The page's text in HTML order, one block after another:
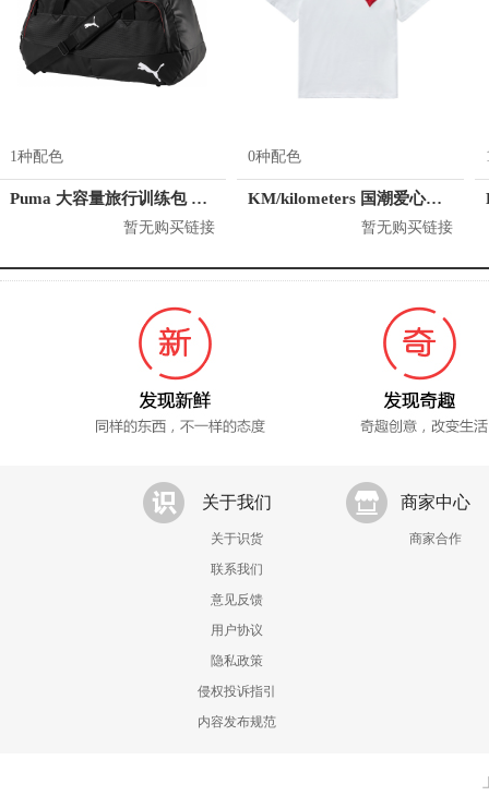
1种配色
Puma 大容量旅行训练包 074906
暂无购买链接
0种配色
KM/kilometers 国潮爱心短袖T恤 M2X2108466
暂无购买链接
关于我们
关于识货
联系我们
意见反馈
用户协议
隐私政策
侵权投诉指引
内容发布规范
商家中心
商家合作